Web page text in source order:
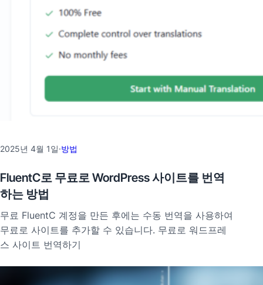
2025년 4월 1일·방법
FluentC로 무료로 WordPress 사이트를 번역
하는 방법
무료 FluentC 계정을 만든 후에는 수동 번역을 사용하여
무료로 사이트를 추가할 수 있습니다. 무료로 워드프레
스 사이트 번역하기